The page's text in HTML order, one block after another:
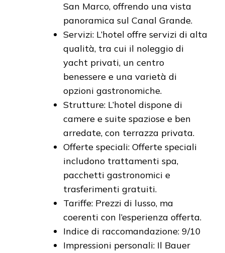
San Marco, offrendo una vista
panoramica sul Canal Grande.
Servizi: L’hotel offre servizi di alta
qualità, tra cui il noleggio di
yacht privati, un centro
benessere e una varietà di
opzioni gastronomiche.
Strutture: L’hotel dispone di
camere e suite spaziose e ben
arredate, con terrazza privata.
Offerte speciali: Offerte speciali
includono trattamenti spa,
pacchetti gastronomici e
trasferimenti gratuiti.
Tariffe: Prezzi di lusso, ma
coerenti con l’esperienza offerta.
Indice di raccomandazione: 9/10
Impressioni personali: Il Bauer